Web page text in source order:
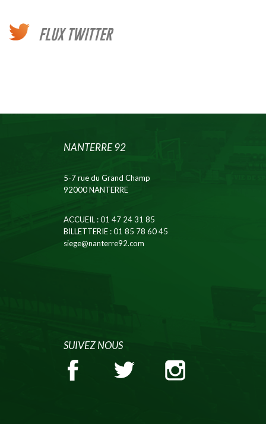
FLUX TWITTER
NANTERRE 92
5-7 rue du Grand Champ
92000 NANTERRE
ACCUEIL: 01 47 24 31 85
BILLETTERIE: 01 85 78 60 45
siege@nanterre92.com
SUIVEZ NOUS